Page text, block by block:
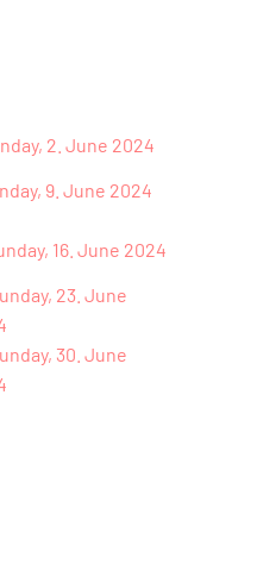
2. June 2024
9. June 2024
16. June 2024
23. June
30. June